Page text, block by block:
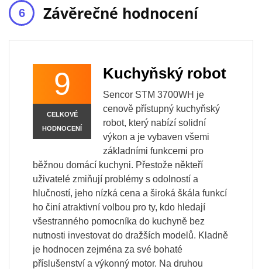
Závěrečné hodnocení
9
CELKOVÉ
HODNOCENÍ
Kuchyňský robot
Sencor STM 3700WH je
cenově přístupný kuchyňský
robot, který nabízí solidní
výkon a je vybaven všemi
základními funkcemi pro
běžnou domácí kuchyni. Přestože někteří
uživatelé zmiňují problémy s odolností a
hlučností, jeho nízká cena a široká škála funkcí
ho činí atraktivní volbou pro ty, kdo hledají
všestranného pomocníka do kuchyně bez
nutnosti investovat do dražších modelů. Kladně
je hodnocen zejména za své bohaté
příslušenství a výkonný motor. Na druhou